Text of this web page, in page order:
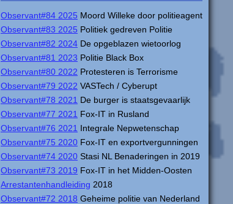
Observant#84 2025 Moord Willeke door politieagent
Observant#83 2025 Politiek gedreven Politie
Observant#82 2024 De opgeblazen wietoorlog
Observant#81 2023 Politie Black Box
Observant#80 2022 Protesteren is Terrorisme
Observant#79 2022 VASTech / Cyberupt
Observant#78 2021 De burger is staatsgevaarlijk
Observant#77 2021 Fox-IT in Rusland
Observant#76 2021 Integrale Nepwetenschap
Observant#75 2020 Fox-IT en exportvergunningen
Observant#74 2020 Stasi NL Benaderingen in 2019
Observant#73 2019 Fox-IT in het Midden-Oosten
Arrestantenhandleiding 2018
Observant#72 2018 Geheime politie van Nederland